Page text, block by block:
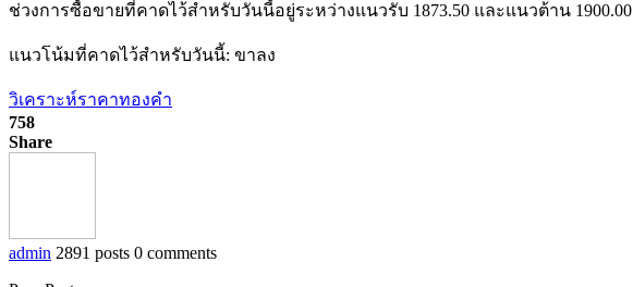
ช่วงการซื้อขายที่คาดไว้สำหรับวันนี้อยู่ระหว่างแนวรับ 1873.50 และแนวต้าน 1900.00
แนวโน้มที่คาดไว้สำหรับวันนี้: ขาลง
วิเคราะห์ราคาทองคำ
758
Share
admin 2891 posts 0 comments